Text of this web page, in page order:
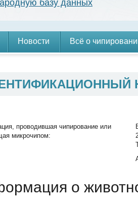
базу данных
Новости Всё о
проводившая чипирование или
микрочипом:
о